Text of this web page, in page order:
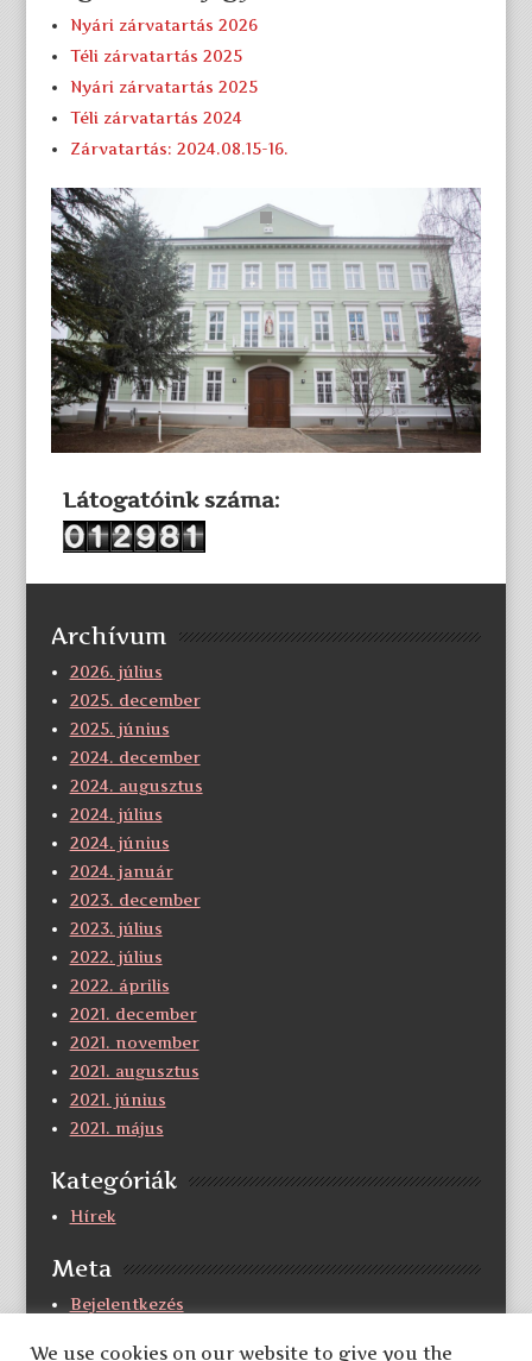
Nyári zárvatartás 2026
Téli zárvatartás 2025
Nyári zárvatartás 2025
Téli zárvatartás 2024
Zárvatartás: 2024.08.15-16.
Látogatóink száma:
Archívum
2026. július
2025. december
2025. június
2024. december
2024. augusztus
2024. július
2024. június
2024. január
2023. december
2023. július
2022. július
2022. április
2021. december
2021. november
2021. augusztus
2021. június
2021. május
Kategóriák
Hírek
Meta
Bejelentkezés
We use cookies on our website to give you the